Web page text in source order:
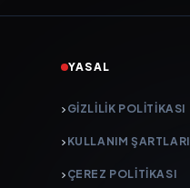
YASAL
GIZLILIK POLITIKASI
KULLANIM ŞARTLARI
ÇEREZ POLITIKASI